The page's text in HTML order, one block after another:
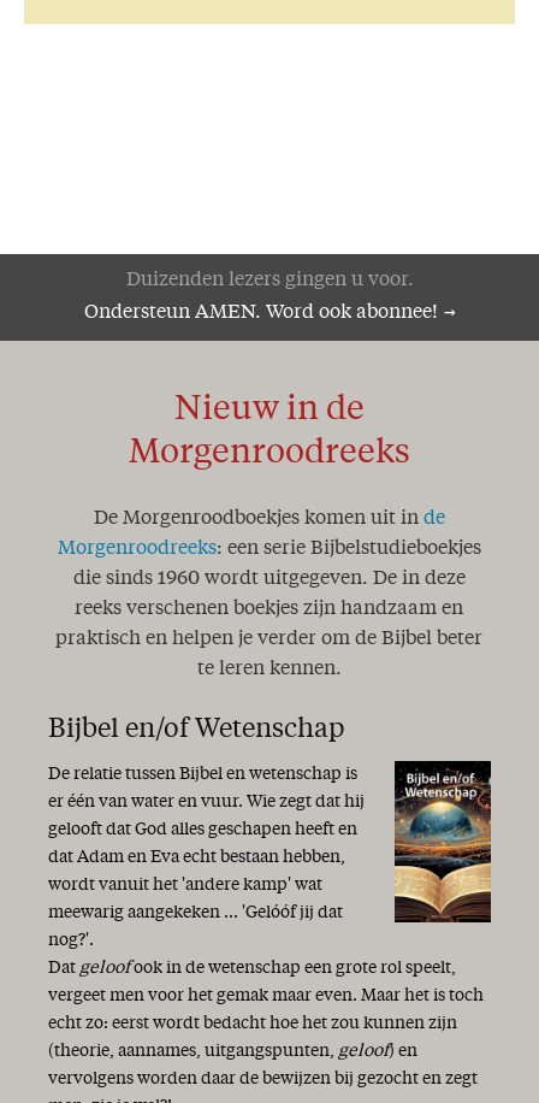
Duizenden lezers gingen u voor.
Ondersteun AMEN. Word ook abonnee!
Nieuw in de
Morgenroodreeks
De Morgenroodboekjes komen uit in de
Morgenroodreeks: een serie Bijbelstudieboekjes
die sinds 1960 wordt uitgegeven. De in deze
reeks verschenen boekjes zijn handzaam en
praktisch en helpen je verder om de Bijbel beter
te leren kennen.
Bijbel en/of Wetenschap
De relatie tussen Bijbel en wetenschap is
er één van water en vuur. Wie zegt dat hij
gelooft dat God alles geschapen heeft en
dat Adam en Eva echt bestaan hebben,
wordt vanuit het 'andere kamp' wat
meewarig aangekeken ... 'Gelóóf jij dat
nog?'.
Dat geloofook in de wetenschap een grote rol speelt,
vergeet men voor het gemak maar even. Maar het is toch
echt zo: eerst wordt bedacht hoe het zou kunnen zijn
(theorie, aannames, uitgangspunten, geloof) en
vervolgens worden daar de bewijzen bij gezocht en zegt